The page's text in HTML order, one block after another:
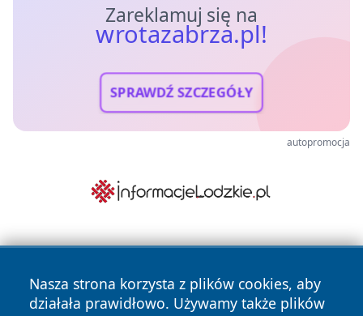
Zareklamuj się na
wrotazabrza.pl!
SPRAWDŹ SZCZEGÓŁY
autopromocja
Nasza strona korzysta z plików cookies, aby
działała prawidłowo. Używamy także plików